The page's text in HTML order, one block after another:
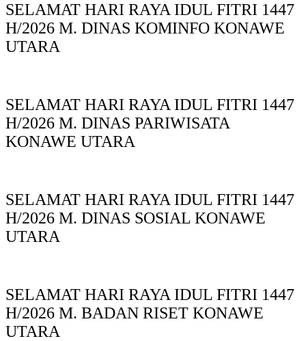
SELAMAT HARI RAYA IDUL FITRI 1447
H/2026 M. DINAS KOMINFO KONAWE
UTARA
SELAMAT HARI RAYA IDUL FITRI 1447
H/2026 M. DINAS PARIWISATA
KONAWE UTARA
SELAMAT HARI RAYA IDUL FITRI 1447
H/2026 M. DINAS SOSIAL KONAWE
UTARA
SELAMAT HARI RAYA IDUL FITRI 1447
H/2026 M. BADAN RISET KONAWE
UTARA